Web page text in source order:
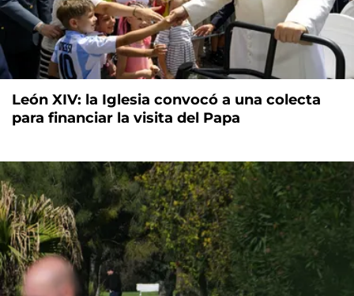
León XIV: la Iglesia convocó a una colecta
para financiar la visita del Papa